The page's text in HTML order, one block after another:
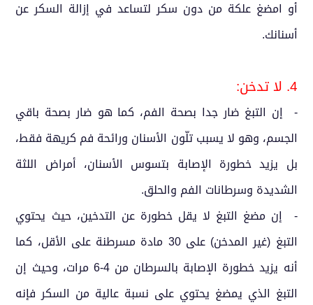
أو امضغ علكة من دون سكر لتساعد في إزالة السكر عن
أسنانك.
4. لا تدخن:
- إن التبغ ضار جدا بصحة الفم، كما هو ضار بصحة باقي
الجسم، وهو لا يسبب تلّون الأسنان ورائحة فم كريهة فقط،
بل يزيد خطورة الإصابة بتسوس الأسنان، أمراض اللثة
الشديدة وسرطانات الفم والحلق.
- إن مضغ التبغ لا يقل خطورة عن التدخين، حيث يحتوي
التبغ (غير المدخن) على 30 مادة مسرطنة على الأقل، كما
أنه يزيد خطورة الإصابة بالسرطان من 4-6 مرات، وحيث إن
التبغ الذي يمضغ يحتوي على نسبة عالية من السكر فإنه